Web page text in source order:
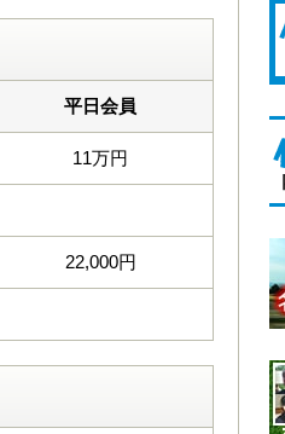
平日会員
11万円
22,000円